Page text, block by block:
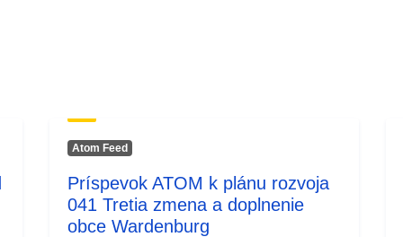
Atom Feed
Príspevok ATOM k plánu rozvoja
041 Tretia zmena a doplnenie
obce Wardenburg